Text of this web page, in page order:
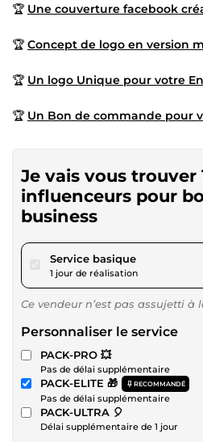
🏆 Une couverture facebook
🏆 Concept de logo en version
🏆 Un logo Unique pour votre
🏆 Un Bon de commande pour
Je vais vous trouver
influenceurs pour
business
Service basiquepour 17,34
1 jour de réalisation
Ce vendeur n’est pas assujetti à
Personnaliser le service
PACK-PRO 💥
Pas de délai supplémentaire
PACK-ELITE 🎁 RECOMMANDÉ
Pas de délai supplémentaire
PACK-ULTRA 🎈
Délai supplémentaire de 1 jour